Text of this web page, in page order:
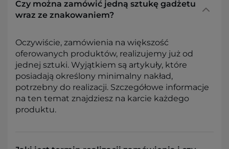
Czy można zamówić jedną sztukę gadżetu
wraz ze znakowaniem?
Oczywiście, zamówienia na większość
oferowanych produktów, realizujemy już od
jednej sztuki. Wyjątkiem są artykuły, które
posiadają określony minimalny nakład,
potrzebny do realizacji. Szczegółowe informacje
na ten temat znajdziesz na karcie każdego
produktu.